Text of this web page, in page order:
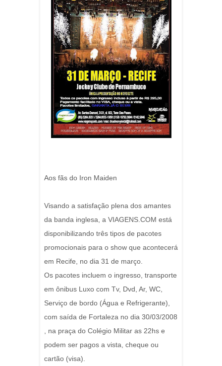
Aos fãs do Iron Maiden
Visando a satisfação plena dos amantes
da banda inglesa, a VIAGENS.COM está
disponibilizando três tipos de pacotes
promocionais para o show que acontecerá
em Recife, no dia 31 de março.
Os pacotes incluem o ingresso, transporte
em ônibus Luxo com Tv, Dvd, Ar, WC,
Serviço de bordo (Água e Refrigerante),
com saída de Fortaleza no dia 30/03/2008
, na praça do Colégio Militar as 22hs e
podem ser pagos a vista, cheque ou
cartão (visa).